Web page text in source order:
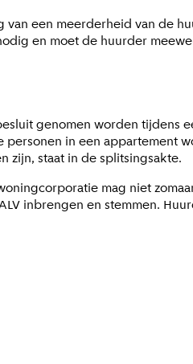
een meerderheid van de
en moet de huurder
genomen worden tijdens
in een appartement
zijn, staat in de splitsingsakte.
mag niet
inbrengen en stemmen.